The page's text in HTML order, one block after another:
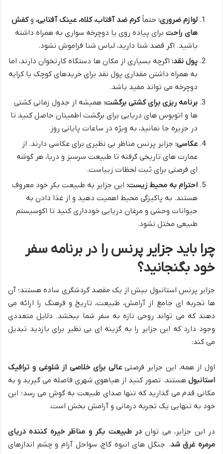
لوازم ضروری: حتماًکرم ضد آفتاب، کلاه، عینک آفتابی، وکفش
های راحت برای پیاده روی یا دوچرخه سواری به همراه داشته
باشید. اگر قصد شنا دارید، لباس شنا فراموش نشود.
پول نقد: اگرچه بسیاری از مکان ها دستگاه کارتخوان دارند، اما
به همراه داشتن مقداری پول نقد برای خریدهای کوچک یا کرایه
دوچرخه می تواند مفید باشد.
برنامه ریزی برای کشتی برگشت: همیشه از جدول زمانی کشتی
ها و اتوبوس های دریایی برای برگشت اطمینان حاصل کنید تا
در جزیره جا نمانید، به ویژه در ساعات پایانی روز.
عکاسی: جزایر پرنس مناظر بی نظیری برای عکاسی دارند. از
عمارت های تاریخی گرفته تا طبیعت سرسبز و دریا، هر گوشه
ای فرصتی برای ثبت لحظات زیباست.
احترام به محیط زیست: این جزایر به طبیعت بکر خود معروف
هستند. به پاکیزگی محیط اهمیت دهید و از غذا دادن به
حیوانات وحشی و مرغان دریایی خودداری کنید تا اکوسیستم
طبیعی مختل نشود.
چرا باید جزایر پرنس را در برنامه سفر
خود بگنجانید؟
جزایر پرنس استانبول بیش از یک مقصد گردشگری ساده هستند؛ آن
ها تجربه ای جامع از آرامش، طبیعت، تاریخ و فرهنگ را ارائه می
دهند که می تواند روحی تازه به سفر شما ببخشد. دلایل متعددی
وجود دارد که این جزایر را به گزینه ای بی نظیر برای بازدید تبدیل
می کند:
اول از همه، این جزایر فرصتیعالی برای خلاصی از شلوغی و ترافیک
استانبول هستند. تصور کنید از هیاهوی شهری فاصله می گیرید و به
مکانی قدم می گذارید که تنها صدای طبیعت به گوش می رسد؛ این
خود به تنهایی یک تجربه درمانی و آرامش بخش است.
در این جزایر، می تواندر طبیعت بکر و مناظر خیره کننده دریای
مرمره غرق شد. جنگل های انبوه کاج، سواحل آرام و چشم اندازهای